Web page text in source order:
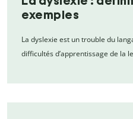
exemples
La dyslexie est un trouble du
difficultés d’apprentissage de la